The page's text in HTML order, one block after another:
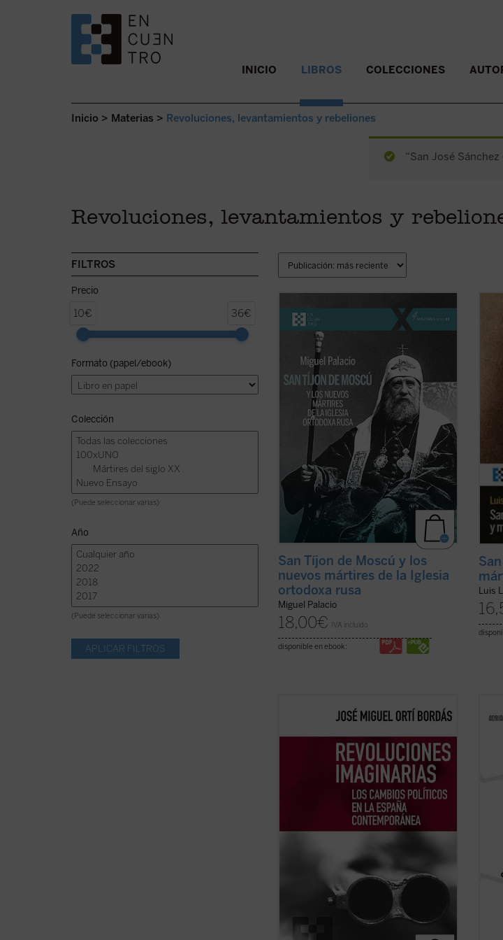
SALTAR AL CONTENIDO. INICIO LIBROS COLECCIONES
Inicio > Materias > Revoluciones, levantamientos y rebeliones
“San José
Revoluciones, levantamientos y
FILTROS
Precio
10€ 36€
Formato (papel/ebook)
Colección
(Puede seleccionar varias)
Año
(Puede seleccionar varias)
Tíjon de Moscú fue elegido patriarca en
1917, en los días de la revolución rusa. Su
mandato no duró ni ocho años. Falleció
en 1925, a los sesenta años, casi seguro
envenenado. En 1989 fue declarado
santo, el primero de los nuevos mártires
...(ver ficha)
San Tíjon de Moscú y los
nuevos mártires de la Iglesia
ortodoxa rusa
Miguel Palacio
18,00€ IVA incluido
disponible en ebook:
Luis
Este ensayo evidencia la incapacidad
nuestro, inestable políticamente, pero
conservador y refractario no solo a la
revolución, sino incluso a las meras
reformas. El autor incide en la condición
(ver ficha)